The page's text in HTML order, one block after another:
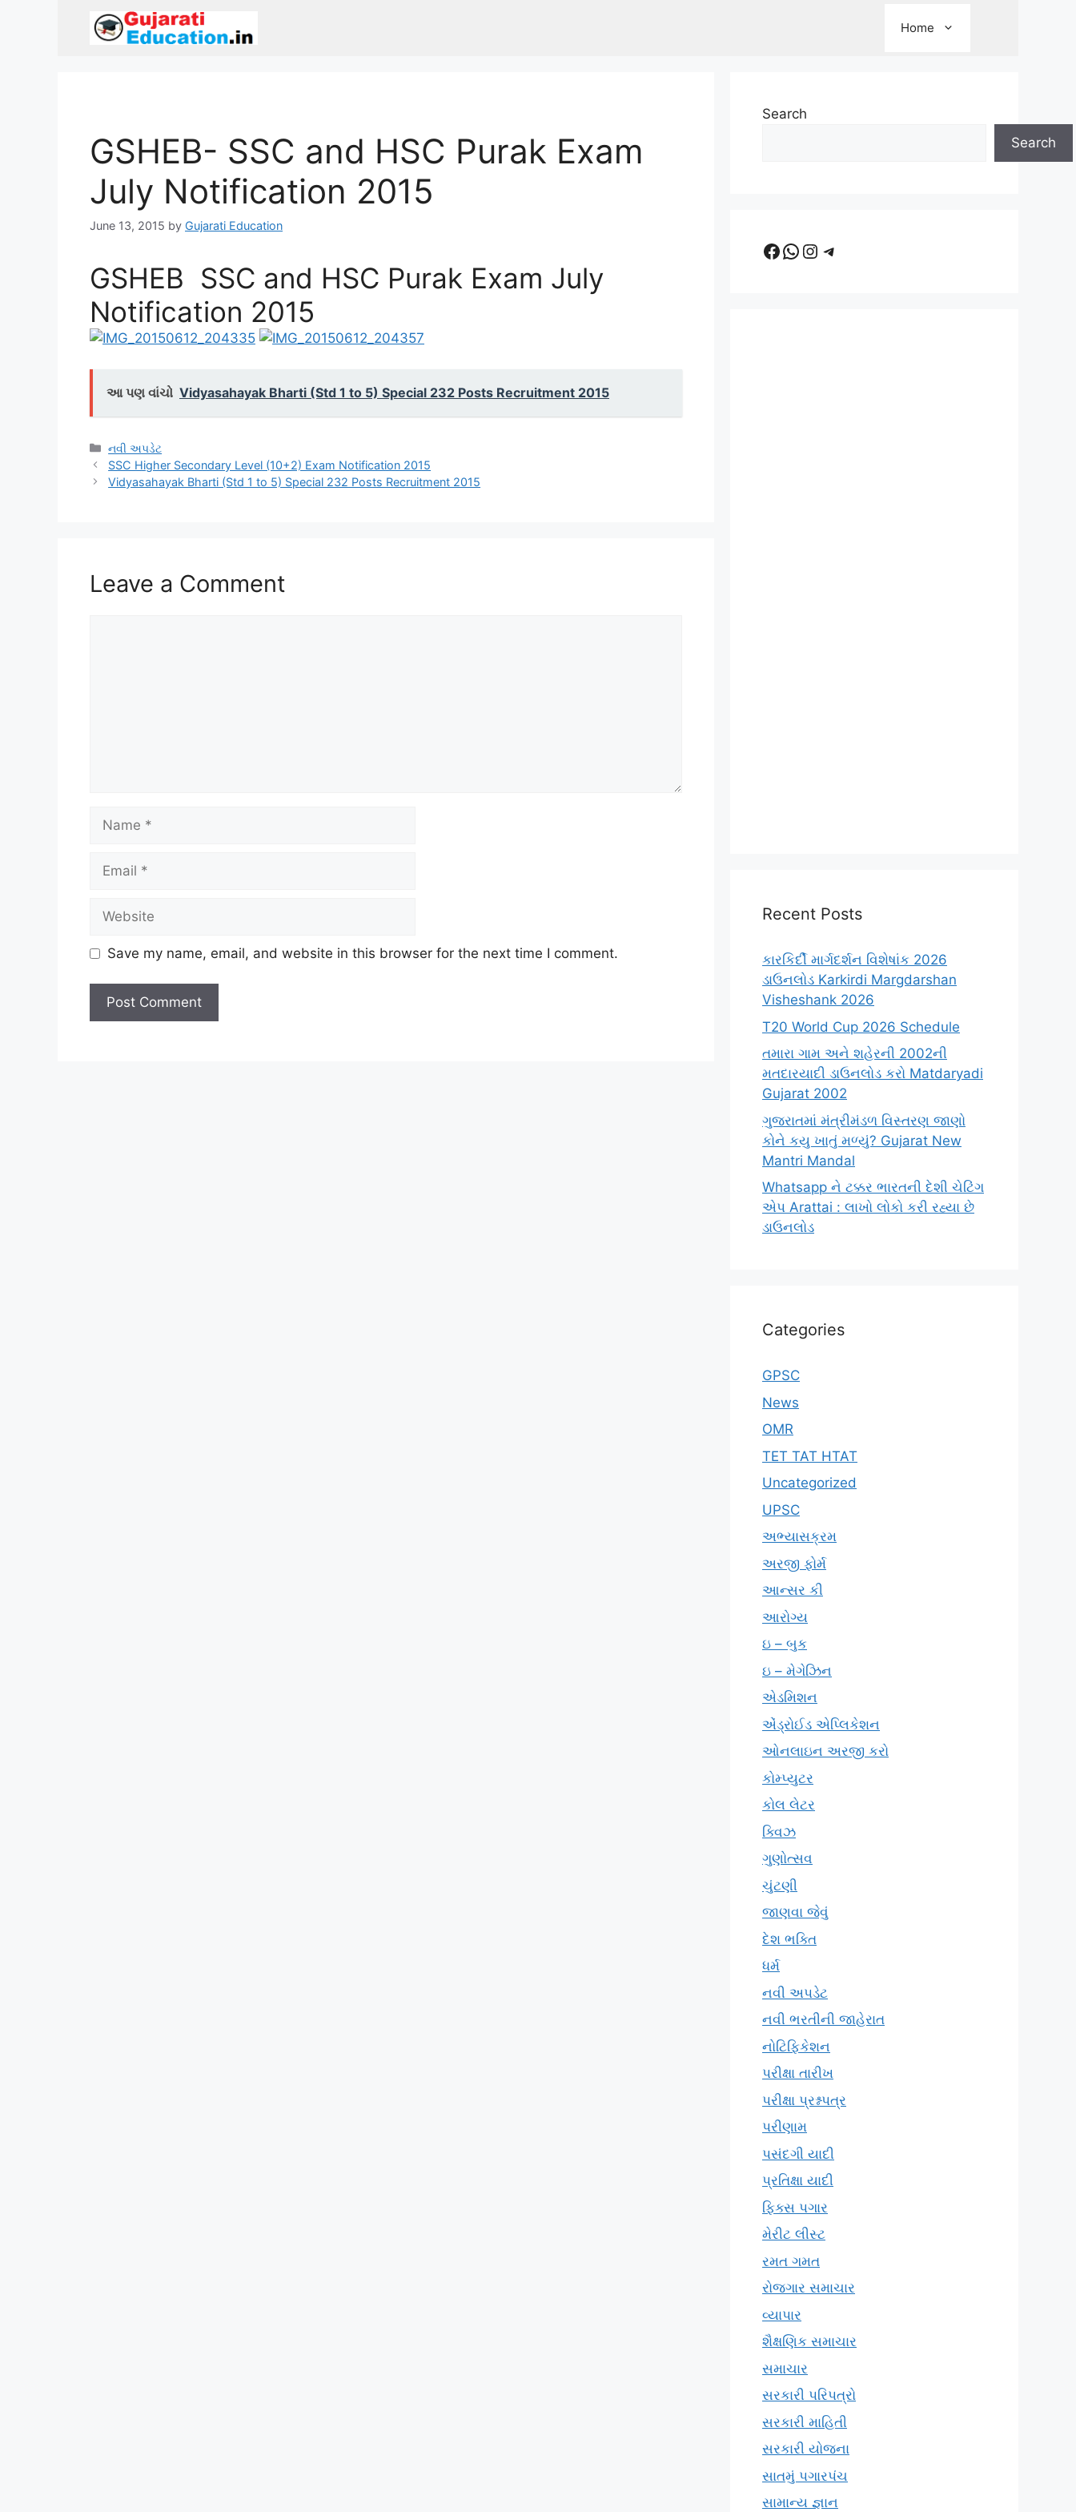
Home
GSHEB- SSC and HSC Purak Exam
July Notification 2015
June 13, 2015 by Gujarati Education
GSHEB SSC and HSC Purak Exam July
Notification 2015
આ પણ વાંચો Vidyasahayak Bharti (Std 1 to 5) Special 232 Posts Recruitment 2015
Categories
નવી અપડેટ
SSC Higher Secondary Level (10+2) Exam Notification 2015
Vidyasahayak Bharti (Std 1 to 5) Special 232 Posts Recruitment 2015
Leave a Comment
Save my name, email, and website in this browser for the next time I comment.
Search
Search
Facebook
WhatsApp
Instagram
Telegram
Recent Posts
કારકિર્દી માર્ગદર્શન વિશેષાંક 2026
ડાઉનલોડ Karkirdi Margdarshan
Visheshank 2026
T20 World Cup 2026 Schedule
તમારા ગામ અને શહેરની 2002ની
મતદારયાદી ડાઉનલોડ કરો Matdaryadi
Gujarat 2002
ગુજરાતમાં મંત્રીમંડળ વિસ્તરણ જાણો
કોને કયુ ખાતું મળ્યું? Gujarat New
Mantri Mandal
Whatsapp ને ટક્કર ભારતની દેશી ચેટિંગ
એપ Arattai : લાખો લોકો કરી રહ્યા છે
ડાઉનલોડ
Categories
GPSC
News
OMR
TET TAT HTAT
Uncategorized
UPSC
અભ્યાસક્રમ
અરજી ફોર્મ
આન્સર કી
આરોગ્ય
ઇ – બુક
ઇ – મેગેઝિન
એડમિશન
એંડ્રોઈડ એપ્લિકેશન
ઓનલાઇન અરજી કરો
કોમ્પ્યુટર
કોલ લેટર
ક્વિઝ
ગુણોત્સવ
ચુંટણી
જાણવા જેવું
દેશ ભક્તિ
ધર્મ
નવી અપડેટ
નવી ભરતીની જાહેરાત
નોટિફિકેશન
પરીક્ષા તારીખ
પરીક્ષા પ્રશ્નપત્ર
પરીણામ
પસંદગી યાદી
પ્રતિક્ષા યાદી
ફિક્સ પગાર
મેરીટ લીસ્ટ
રમત ગમત
રોજગાર સમાચાર
વ્યાપાર
શૈક્ષણિક સમાચાર
સમાચાર
સરકારી પરિપત્રો
સરકારી માહિતી
સરકારી યોજના
સાતમું પગારપંચ
સામાન્ય જ્ઞાન